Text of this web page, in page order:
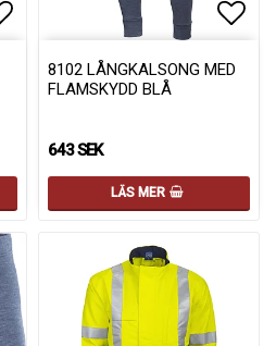
Lägg till i favoritlistan
8102 LÅNGKALSONG MED
FLAMSKYDD BLÅ
643 SEK
LÄS MER